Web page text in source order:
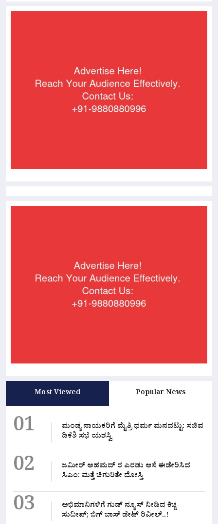
Most Viewed Popular News
01
ಮಂಡ್ಯ ನಾಯಕರಿಗೆ ಮೈತ್ರಿ ಧರ್ಮ ಮನದಟ್ಟು: ಸಚಿವ
ಡಿಕೆಶಿ ಸಭೆ ಯಶಸ್ವಿ
02
ಜಮೀರ್ ಅಹಮದ್ ರ ಎರಡು ಆಸೆ ಈಡೇರಿಸಿದ
ಸಿಎಂ: ಮತ್ತೆ ಚಿಗುರಿತೇ ದೋಸ್ತಿ
03
ಅಭಿಮಾನಿಗಳಿಗೆ ಗುಡ್ ನ್ಯೂಸ್ ನೀಡಿದ ಕಿಚ್ಚ
ಸುದೀಪ್; ಬಿಗ್ ಬಾಸ್ ಡೇಟ್ ರಿವೀಲ್..!